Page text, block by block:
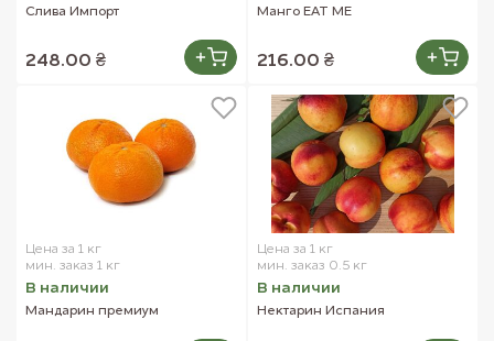
Слива Импорт
248.00 ₴
Манго EAT ME
216.00 ₴
Цена за 1 кг
мин. заказ 1 кг
В наличии
Мандарин премиум
Цена за 1 кг
мин. заказ 0.5 кг
В наличии
Нектарин Испания